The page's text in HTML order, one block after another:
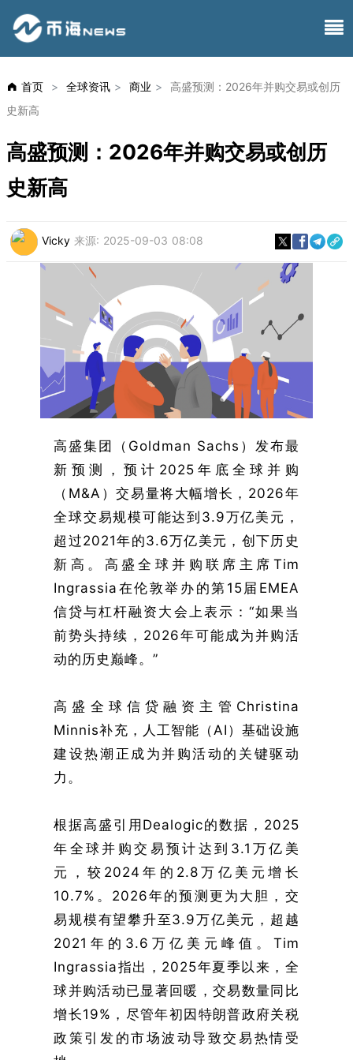
首页 > 全球资讯 > 商业 >
高盛预测：2026年并购交易或创历
史新高
高盛预测：2026年并购交易或创历
史新高
Vicky 来源: 2025-09-03 08:08
高盛集团（Goldman Sachs）发布最
新预测，预计2025年底全球并购
（M&A）交易量将大幅增长，2026年
全球交易规模可能达到3.9万亿美元，
超过2021年的3.6万亿美元，创下历史
新高。高盛全球并购联席主席Tim
Ingrassia在伦敦举办的第15届EMEA
信贷与杠杆融资大会上表示：“如果当
前势头持续，2026年可能成为并购活
动的历史巅峰。”
高盛全球信贷融资主管Christina
Minnis补充，人工智能（AI）基础设施
建设热潮正成为并购活动的关键驱动
力。
根据高盛引用Dealogic的数据，2025
年全球并购交易预计达到3.1万亿美
元，较2024年的2.8万亿美元增长
10.7%。2026年的预测更为大胆，交
易规模有望攀升至3.9万亿美元，超越
2021年的3.6万亿美元峰值。Tim
Ingrassia指出，2025年夏季以来，全
球并购活动已显著回暖，交易数量同比
增长19%，尽管年初因特朗普政府关税
政策引发的市场波动导致交易热情受